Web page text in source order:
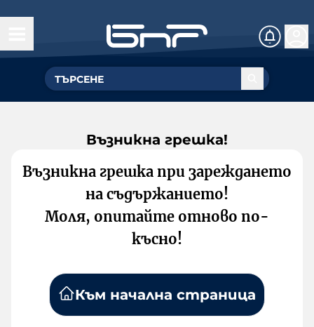
Възникна грешка!
Възникна грешка при зареждането
на съдържанието!
Моля, опитайте отново по-
късно!
Към начална страница